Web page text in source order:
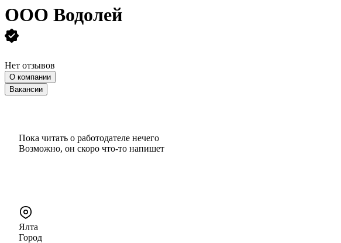
ООО Водолей
Нет отзывов
О компании
Вакансии
Пока читать о работодателе нечего
Возможно, он скоро что‑то напишет
Ялта
Город